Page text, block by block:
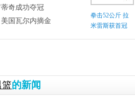
奇成功夺冠
国瓦尔内摘金
拳击52公斤 拉
米雷斯获首冠
篮的新闻